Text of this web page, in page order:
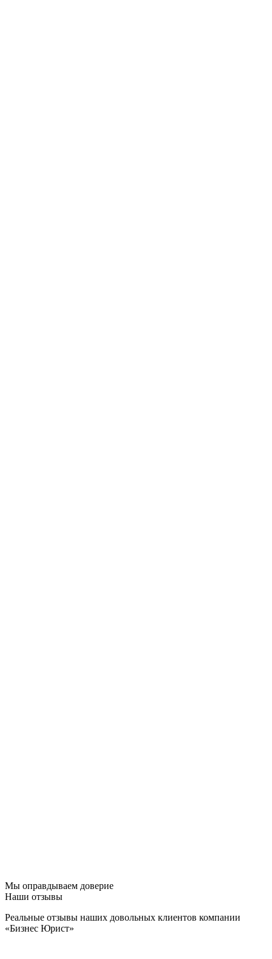
Мы оправдываем доверие
Наши отзывы
Реальные отзывы наших довольных клиентов компании
«Бизнес Юрист»